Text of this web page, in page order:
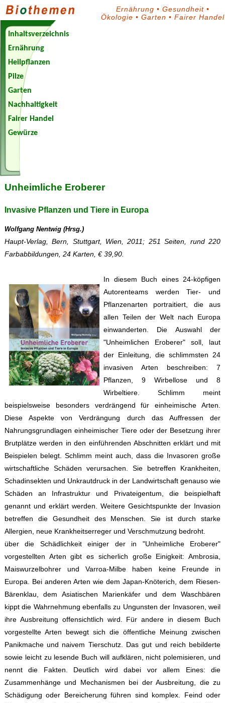
Ernährung • Gesundheit•
Ökologie • Garten • Fairer Handel
Inhaltsverzeichnis
Ernährung
Heilpflanzen
Pilze
Garten
Nachhaltigkeit
Fairer Handel
Gewürze
Unheimliche Eroberer
Invasive Pflanzen und Tiere in Europa
Wolfgang Nentwig (Hrsg.)
Haupt-Verlag, Bern, Stuttgart, Wien, 2011; 251 Seiten, rund 220
Farbabbildungen, 24 Karten, € 39,90.
In diesem Buch eines 24-köpfigen
Autorenteams werden Tier- und
Pflanzenarten portraitiert, die aus
allen Teilen der Welt nach Europa
einwanderten. Die Auswahl der
"Unheimlichen Eroberer" soll, laut
der Einleitung, die schlimmsten 24
invasiven Arten beschreiben: 7
Pflanzen, 9 Wirbellose und 8
Wirbeltiere. Schlimm meint
beispielsweise besonders verdrängend für einheimische Arten.
Diese Aspekte von Verdrängung durch das Auffressen der
Nahrungsgrundlagen einheimischer Tiere oder der Besetzung ihrer
Brutplätze werden in den einführenden Abschnitten erklärt und mit
Beispielen belegt. Schlimm meint auch, dass die Invasoren große
wirtschaftliche Schäden verursachen. Sie betreffen Krankheiten,
Schadinsekten und Unkrautdruck in der Landwirtschaft genauso wie
Schäden an Infrastruktur und Privateigentum, die beispielhaft
genannt und erklärt werden. Weitere Gesichtspunkte der Invasion
betreffen die Gesundheit des Menschen. Sie ist durch starke
Allergien, neue Krankheitserreger und Verschmutzung bedroht.
über die Schädlichkeit einiger der in "Unheimliche Eroberer"
vorgestellten Arten gibt es sicherlich große Einigkeit: Ambrosia,
Maiswurzelbohrer und Varroa-Milbe haben keine Freunde in
Europa. Bei anderen Arten wie dem Japan-Knöterich, dem Riesen-
Bärenklau, dem Asiatischen Marienkäfer und dem Waschbären
kippt die Wahrnehmung ebenfalls zu Ungunsten der Invasoren, weil
ihre Ausbreitung offensichtlich wird. Für andere in diesem Buch
vorgestellte Arten bewegt sich die öffentliche Meinung zwischen
Panikmache und naivem Tierschutz. Das gut und reich bebilderte
sowie leicht zu lesende Buch will aufklären, nicht polemisieren, und
nennt die Fakten. Deutlich wird dabei vor allem Eines: die
Zusammenhänge und Mechanismen bei der Ausbreitung, die zu
Schädigung oder Bereicherung führen sind komplex. Feind oder